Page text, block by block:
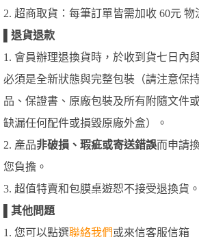
2. 超商取貨：每筆訂單皆需加收 60元 物
退貨退款
1. 會員辦理退換貨時，於收到貨七日內
必須是全新狀態與完整包裝（請注意保
品、保證書、原廠包裝及所有附隨文件
缺漏任何配件或損毀原廠外盒）。
2. 產品非破損、瑕疵或寄送錯誤而申請
您負擔。
3. 超值特賣和包膜桌遊恕不接受退換貨。
其他問題
1. 您可以點選聯絡我們或來信客服信箱